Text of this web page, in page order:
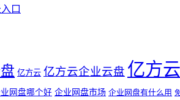
口
亿方云 亿方云企业云盘 亿方
网盘哪个好 企业网盘市场 企业网盘有什么用